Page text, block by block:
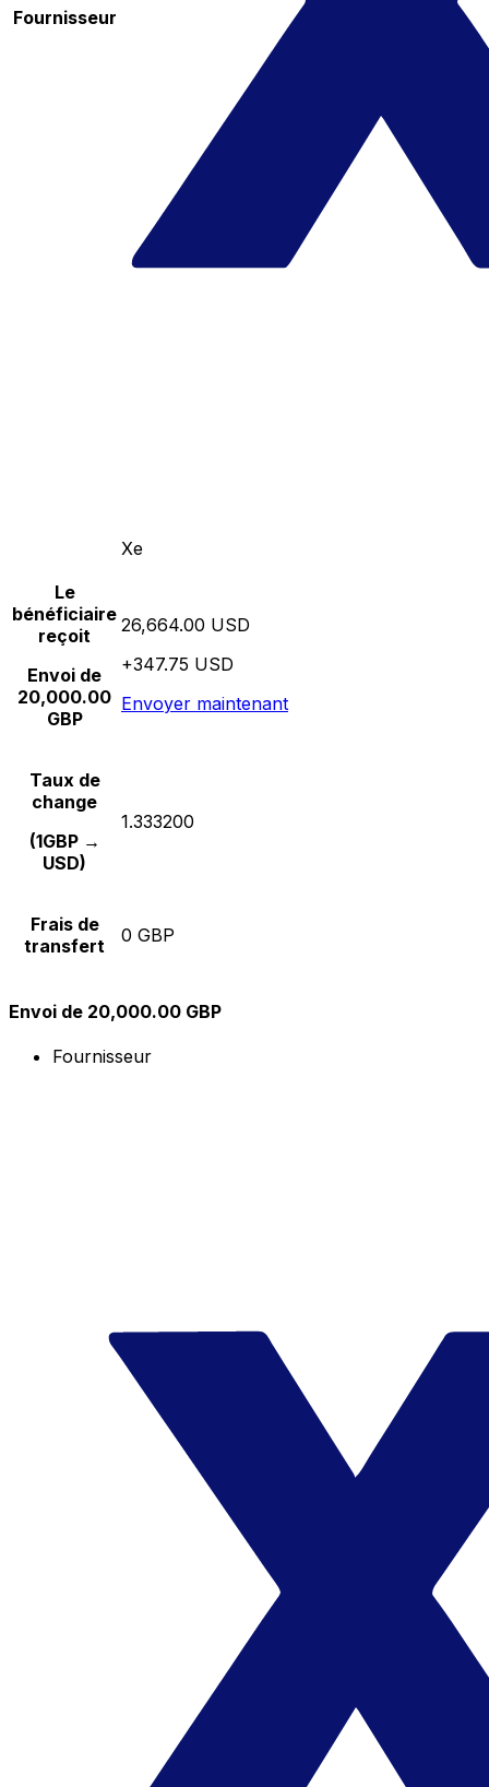
Fournisseur
Xe
Le
bénéficiaire
reçoit
Envoi de
20,000.00
GBP
26,664.00 USD
+347.75 USD
Envoyer maintenant
Taux de
change
(1GBP →
USD)
1.333200
Frais de
transfert
0 GBP
Envoi de 20,000.00 GBP
Fournisseur